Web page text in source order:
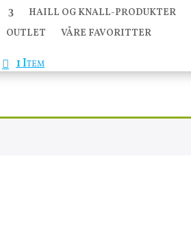
HAILL OG KNALL-PRODUKTER
OUTLET VÅRE FAVORITTER
1 Item